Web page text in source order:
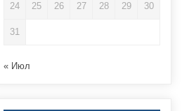
24 25 26 27 28 29 30
31
« Июл